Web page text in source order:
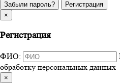
Забыли пароль?
Регистрация
×
Регистрация
ФИО:
обработку персональных данных
×